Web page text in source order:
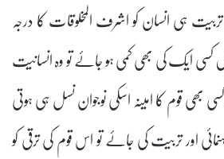
تربیت ہی انسان کو اشرف المخلوقات کا درجہ
ایک کی بھی کمی ہو جائے تو وہ انسانیت
بھی قوم کا امینہ اسکی نوجوان نسل ہی ہوتی
اور تربیت کی جائے تو اس قوم کی ترقی کو